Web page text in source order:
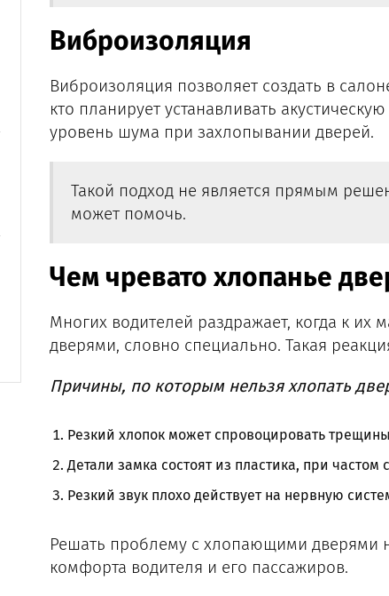
Виброизоляция
Виброизоляция позволяет создать в
кто планирует устанавливать
уровень шума при захлопывании дверей.
Такой подход не является прямым
может помочь.
Чем чревато хлопанье
Многих водителей раздражает, когда к
дверями, словно специально. Такая
Причины, по которым нельзя хлопать
Резкий хлопок может спровоцировать
Детали замка состоят из пластика, при частом
Резкий звук плохо действует на нервную
Решать проблему с хлопающими дверями
комфорта водителя и его пассажиров.